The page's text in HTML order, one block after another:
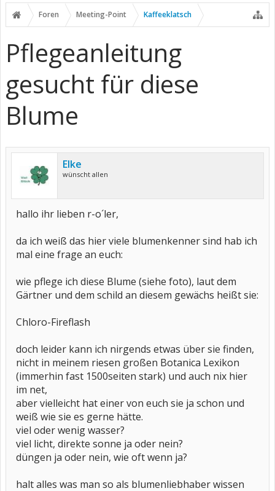
Foren Meeting-Point Kaffeeklatsch
Pflegeanleitung
gesucht für diese
Blume
Elke
wünscht allen
hallo ihr lieben r-o´ler,
da ich weiß das hier viele blumenkenner sind hab ich
mal eine frage an euch:
wie pflege ich diese Blume (siehe foto), laut dem
Gärtner und dem schild an diesem gewächs heißt sie:
Chloro-Fireflash
doch leider kann ich nirgends etwas über sie finden,
nicht in meinem riesen großen Botanica Lexikon
(immerhin fast 1500seiten stark) und auch nix hier
im net,
aber vielleicht hat einer von euch sie ja schon und
weiß wie sie es gerne hätte.
viel oder wenig wasser?
viel licht, direkte sonne ja oder nein?
düngen ja oder nein, wie oft wenn ja?
halt alles was man so als blumenliebhaber wissen